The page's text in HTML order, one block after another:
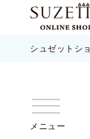
シュゼットシ
メニュー